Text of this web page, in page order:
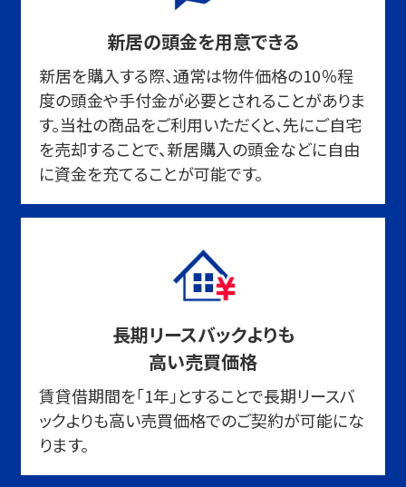
新居の頭金を用意できる
新居を購入する際、通常は物件価格の10％程
度の頭金や手付金が必要とされることがありま
す。当社の商品をご利用いただくと、先にご自宅
を売却することで、新居購入の頭金などに自由
に資金を充てることが可能です。
長期リースバックよりも
高い売買価格
賃貸借期間を「1年」とすることで長期リースバ
ックよりも高い売買価格でのご契約が可能にな
ります。